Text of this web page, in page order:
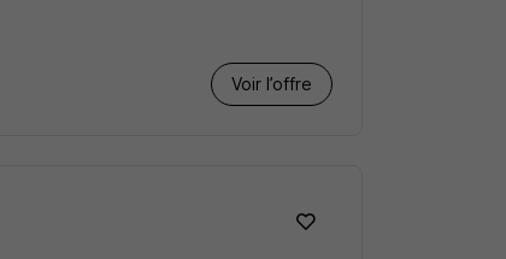
Voir l’offre